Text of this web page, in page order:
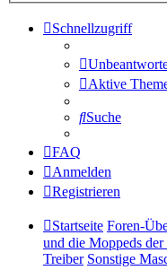
Schnellzugriff
Aktive
Suche
FAQ
Anmelden
Registrieren
Startseite Foren-
und die Moppeds
Treiber Sonstige